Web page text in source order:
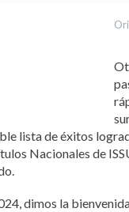
lista de éxitos
Nacionales de
dimos la